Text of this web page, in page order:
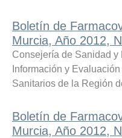
Boletín de
Murcia, Año 2012,
Consejería de Sanidad
Información y
Sanitarios de la Región
Boletín de
Murcia, Año 2012,